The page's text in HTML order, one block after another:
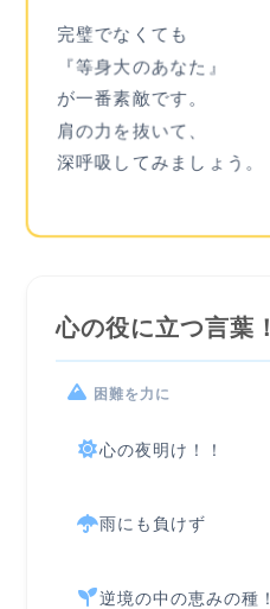
完璧でなくても
『等身大のあなた』
が一番素敵です。
肩の力を抜いて、
深呼吸してみましょう。
心の役に立つ言葉！
困難を力に
心の夜明け！！
雨にも負けず
逆境の中の恵みの種！